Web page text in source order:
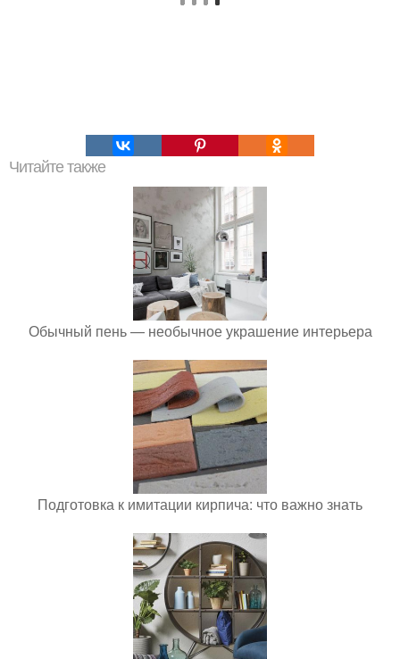
Читайте также
Обычный пень — необычное украшение интерьера
Подготовка к имитации кирпича: что важно знать